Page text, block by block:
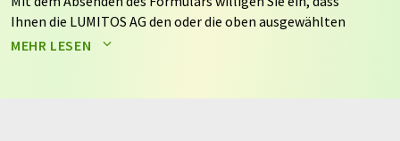
Ihnen die LUMITOS AG den oder die oben ausgewählten
Newsletter per E-Mail zusendet. Ihre Daten werden
auf Basis unsererDatenschutzerklärung. LUMITOS darf
MEHR LESEN